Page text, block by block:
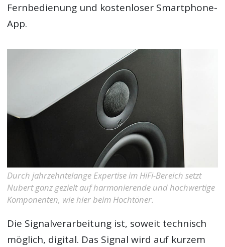
Fernbedienung und kostenloser Smartphone-
App.
Durch jahrzehntelange Expertise im HiFi-Bereich setzt
Nubert ganz gezielt auf harmonierende und hochwertige
Komponenten, wie hier beim Hochtöner.
Die Signalverarbeitung ist, soweit technisch
möglich, digital. Das Signal wird auf kurzem